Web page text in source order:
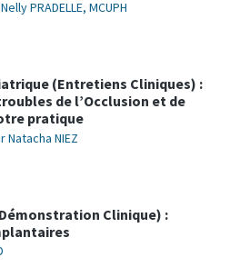
PRADELLE, MCUPH
(Entretiens Cliniques) :
de l’Occlusion et de
pratique
Natacha NIEZ
Clinique) :